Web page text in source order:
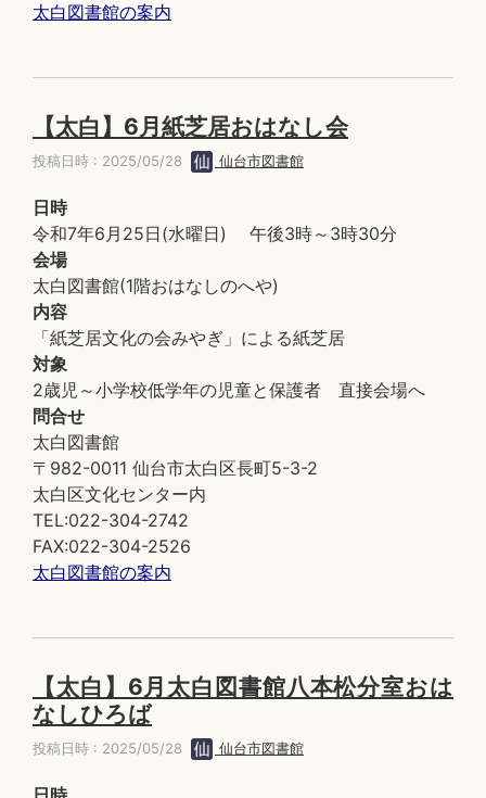
太白図書館の案内
【太白】6月紙芝居おはなし会
投稿日時 : 2025/05/28 仙台市図書館
日時
令和7年6月25日(水曜日) 午後3時～3時30分
会場
太白図書館(1階おはなしのへや)
内容
「紙芝居文化の会みやぎ」による紙芝居
対象
2歳児～小学校低学年の児童と保護者 直接会場へ
問合せ
太白図書館
〒982-0011 仙台市太白区長町5-3-2
太白区文化センター内
TEL:022-304-2742
FAX:022-304-2526
太白図書館の案内
【太白】6月太白図書館八本松分室おは
なしひろば
投稿日時 : 2025/05/28 仙台市図書館